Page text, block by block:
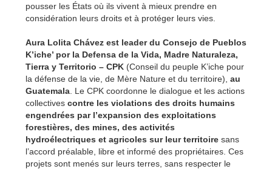
pousser les États où ils vivent à mieux prendre en
considération leurs droits et à protéger leurs vies.
Aura Lolita Chávez est leader du Consejo de Pueblos
K’iche’ por la Defensa de la Vida, Madre Naturaleza,
Tierra y Territorio – CPK (Conseil du peuple K’iche pour
la défense de la vie, de Mère Nature et du territoire), au
Guatemala . Le CPK coordonne le dialogue et les actions
collectives contre les violations des droits humains
engendrées par l’expansion des exploitations
forestières, des mines, des activités
hydroélectriques et agricoles sur leur territoire sans
l’accord préalable, libre et informé des propriétaires. Ces
projets sont menés sur leurs terres, sans respecter le